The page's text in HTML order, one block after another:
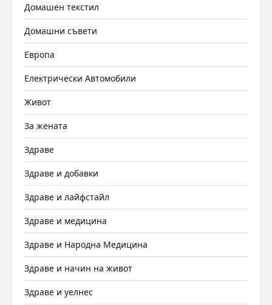
Домашен текстил
Домашни съвети
Европа
Електрически Автомобили
Живот
За жената
Здраве
Здраве и добавки
Здраве и лайфстайл
Здраве и медицина
Здраве и Народна Медицина
Здраве и начин на живот
Здраве и уелнес